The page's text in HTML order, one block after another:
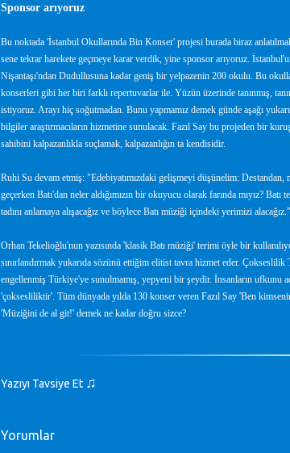
Sponsor arıyoruz
Bu noktada 'İstanbul Okullarında Bin Konser' projesi burada biraz
sene tekrar harekete geçmeye karar verdik, yine sponsor arıyoruz.
Nişantaşı'ndan Dudullusuna kadar geniş bir yelpazenin 200 okulu. Bu
konserleri gibi her biri farklı repertuvarlar ile. Yüzün üzerinde tanınmış,
istiyoruz. Arayı hiç soğutmadan. Bunu yapmamız demek günde aşağı
bilgiler araştırmacıların hizmetine sunulacak. Fazıl Say bu projeden bir
sahibini kalpazanlıkla suçlamak, kalpazanlığın ta kendisidir.
Ruhi Su devam etmiş: "Edebiyatımızdaki gelişmeyi düşünelim:
geçerken Batı'dan neler aldığımızın bir okuyucu olarak farında mıyız?
tadını anlamaya alışacağız ve böylece Batı müziği içindeki yerimizi alacağız."
Orhan Tekelioğlu'nun yazısında 'klasik Batı müziği' terimi öyle bir
sınırlandırmak yukarıda sözünü ettiğim elitist tavra hizmet eder.
engellenmiş Türkiye'ye sunulmamış, yepyeni bir şeydir. İnsanların
'çoksesliliktir'. Tüm dünyada yılda 130 konser veren Fazıl Say 'Ben
'Müziğini de al git!' demek ne kadar doğru sizce?
Yazıyı Tavsiye Et ♫
Yorumlar